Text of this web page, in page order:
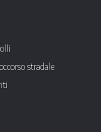
stradale